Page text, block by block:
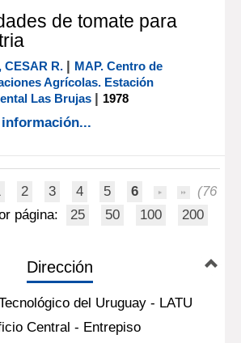
de tomate para
CESAR R. | MAP. Centro de
Agrícolas. Estación
Las Brujas | 1978
información...
2 3 4 5 6
(76
página: 25 50 100 200
Dirección
del Uruguay - LATU
Central - Entrepiso